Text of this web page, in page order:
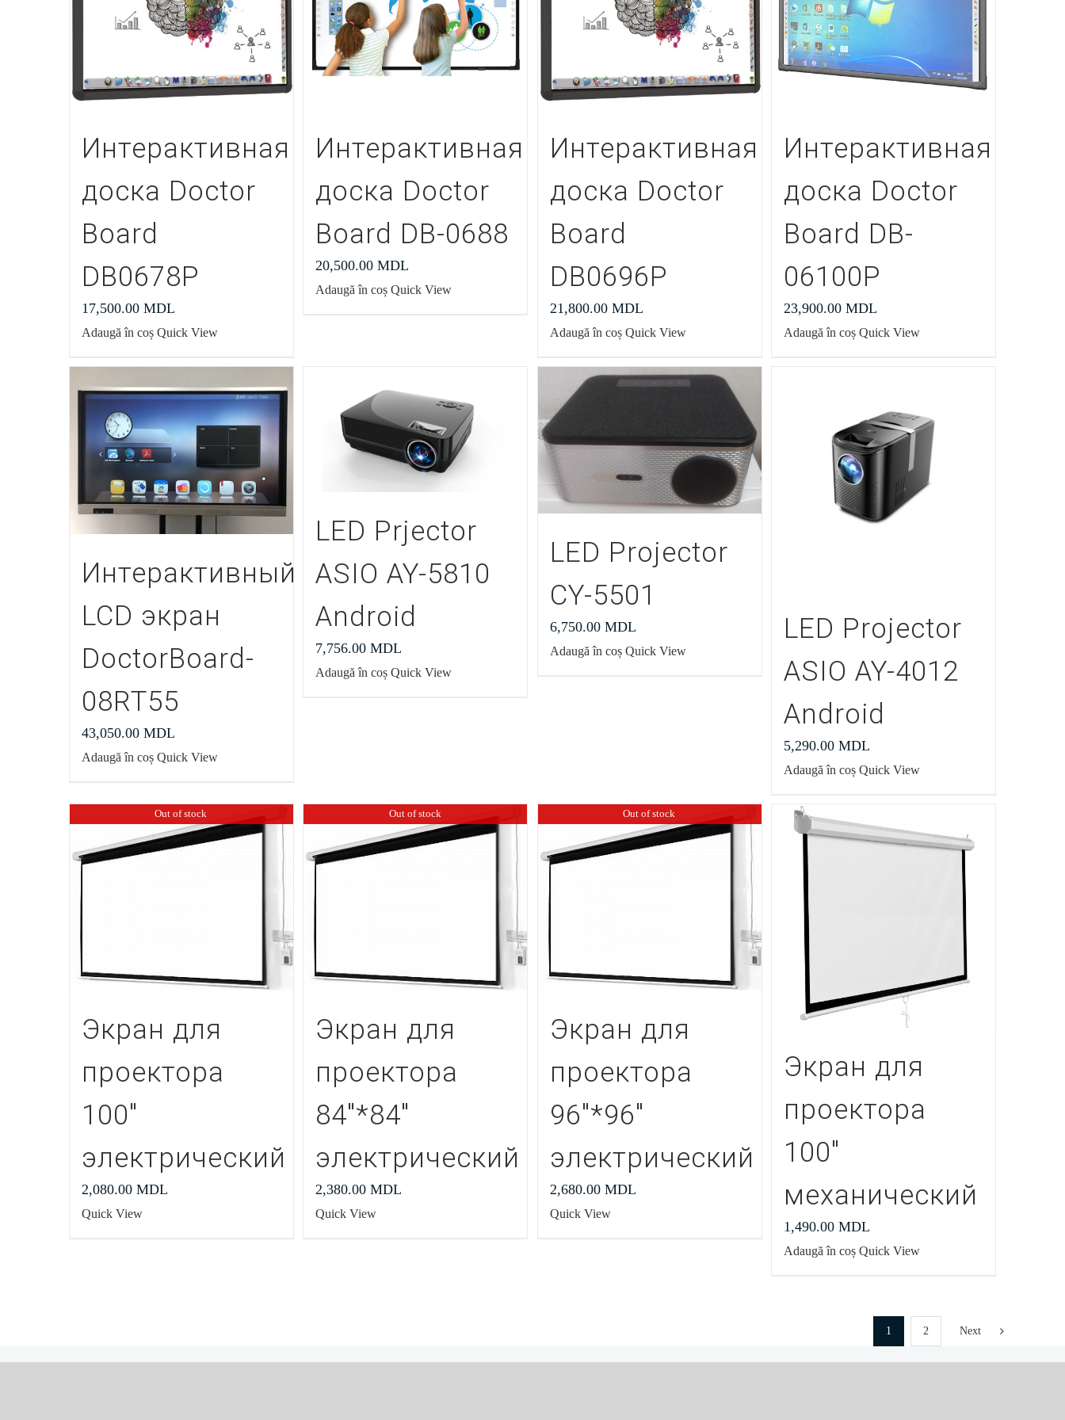
Интерактивная
доска Doctor
Board
DB0678P
17,500.00 MDL
Adaugă în coș Quick View
Интерактивная
доска Doctor
Board DB-0688
20,500.00MDL
Adaugă în coș Quick View
Интерактивная
доска Doctor
Board
DB0696P
21,800.00 MDL
Adaugă în coș Quick View
Интерактивная
доска Doctor
Board DB-
06100P
23,900.00MDL
Adaugă în coș Quick View
Интерактивный
LCD экран
DoctorBoard-
08RT55
43,050.00 MDL
Adaugă în coș Quick View
LED Prjector
ASIO AY-5810
Android
7,756.00MDL
Adaugă în coș Quick View
LED Projector
CY-5501
6,750.00 MDL
Adaugă în coș Quick View
LED Projector
ASIO AY-4012
Android
5,290.00MDL
Adaugă în coș Quick View
Out of stock
Экран для
проектора
100″
электрический
2,080.00 MDL
Quick View
Out of stock
Экран для
проектора
84″*84″
электрический
2,380.00MDL
Quick View
Out of stock
Экран для
проектора
96″*96″
электрический
2,680.00 MDL
Quick View
Экран для
проектора
100″
механический
1,490.00MDL
Adaugă în coș Quick View
1 2 Next